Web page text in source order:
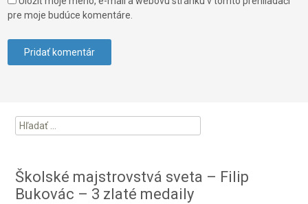
pre moje budúce komentáre.
Hľadať:
Školské majstrovstvá sveta – Filip
Bukovác – 3 zlaté medaily